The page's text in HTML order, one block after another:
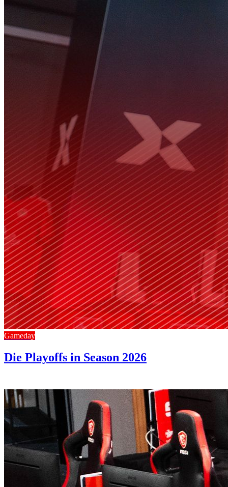
Gameday
Die Playoffs in Season 2026